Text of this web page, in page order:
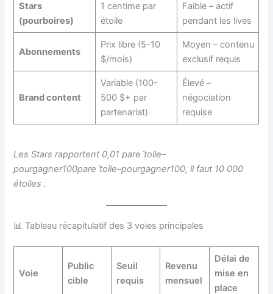
Stars
(pourboires)
1 centime par
étoile
Faible – actif
pendant les lives
Abonnements
Prix libre (5-10
$/mois)
Moyen – contenu
exclusif requis
Brand content
Variable (100-
500 $+ par
partenariat)
Élevé –
négociation
requise
Les Stars rapportent 0,01 pareˊtoile–
pourgagner100pareˊtoile–pourgagner100, il faut 10 000
étoiles.
📊 Tableau récapitulatif des 3 voies principales
Voie
Public
cible
Seuil
requis
Revenu
mensuel
Délai de
mise en
place